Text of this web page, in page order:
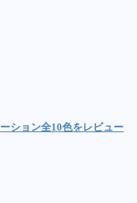
ション全10色をレビュー